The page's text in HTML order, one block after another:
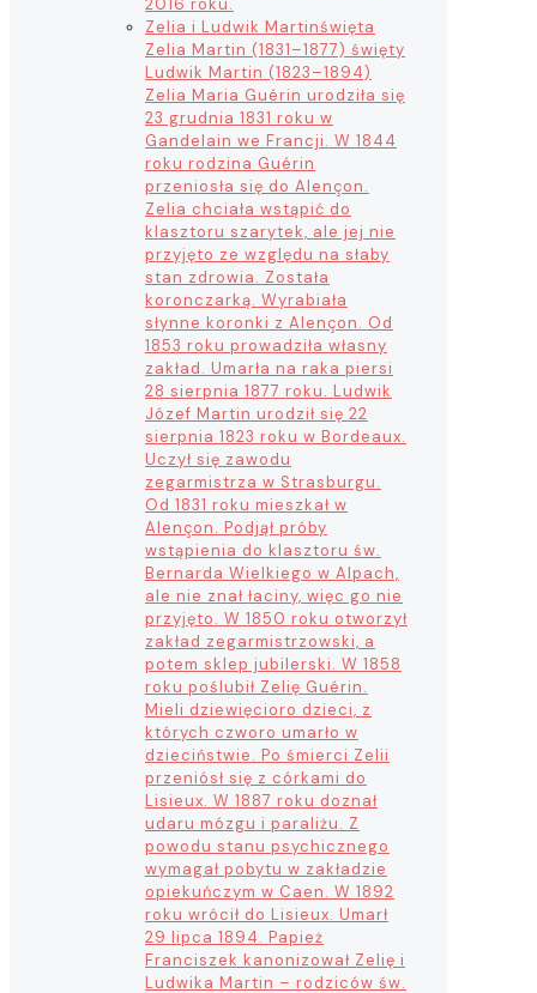
Zelia i Ludwik Martinświęta
Zelia Martin (1831–1877) święty
Ludwik Martin (1823–1894)
Zelia Maria Guérin urodziła się
23 grudnia 1831 roku w
Gandelain we Francji. W 1844
roku rodzina Guérin
przeniosła się do Alençon.
Zelia chciała wstąpić do
klasztoru szarytek, ale jej nie
przyjęto ze względu na słaby
stan zdrowia. Została
koronczarką. Wyrabiała
słynne koronki z Alençon. Od
1853 roku prowadziła własny
zakład. Umarła na raka piersi
28 sierpnia 1877 roku. Ludwik
Józef Martin urodził się 22
sierpnia 1823 roku w Bordeaux.
Uczył się zawodu
zegarmistrza w Strasburgu.
Od 1831 roku mieszkał w
Alençon. Podjął próby
wstąpienia do klasztoru św.
Bernarda Wielkiego w Alpach,
ale nie znał łaciny, więc go nie
przyjęto. W 1850 roku otworzył
zakład zegarmistrzowski, a
potem sklep jubilerski. W 1858
roku poślubił Zelię Guérin.
Mieli dziewięcioro dzieci, z
których czworo umarło w
dzieciństwie. Po śmierci Zelii
przeniósł się z córkami do
Lisieux. W 1887 roku doznał
udaru mózgu i paraliżu. Z
powodu stanu psychicznego
wymagał pobytu w zakładzie
opiekuńczym w Caen. W 1892
roku wrócił do Lisieux. Umarł
29 lipca 1894. Papież
Franciszek kanonizował Zelię i
Ludwika Martin – rodziców św.